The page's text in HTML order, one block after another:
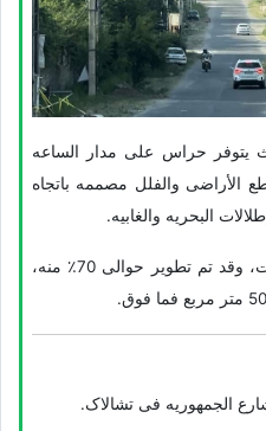
یتوفر حراس على مدار الساعه
الأراضی والفلل مصممه باتجاه
البحریه والغابیه.
یمتد على مساحه تقارب 5 هکتارات، وقد تم تطویر حوالی 70٪ منه،
الجمهوریه فی تشالاک.